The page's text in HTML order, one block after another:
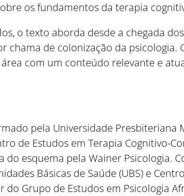
Como
os fundamentos da terapia
o texto aborda desde a chegada
chama de colonização da psicologia.
com um conteúdo relevante e
pela Universidade
de Estudos em Terapia Cognitivo-
do esquema pela Wainer Psicologia.
Básicas de Saúde (UBS) e
do Grupo de Estudos em Psicologia